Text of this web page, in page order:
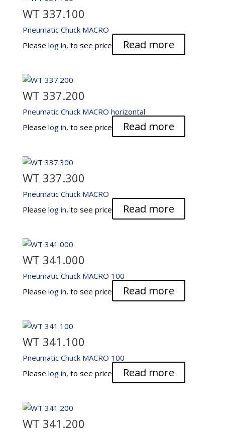
WT 337.100
Pneumatic Chuck MACRO
Please log in, to see price Read more
WT 337.200
Pneumatic Chuck MACRO horizontal
Please log in, to see price Read more
WT 337.300
Pneumatic Chuck MACRO
Please log in, to see price Read more
WT 341.000
Pneumatic Chuck MACRO 100
Please log in, to see price Read more
WT 341.100
Pneumatic Chuck MACRO 100
Please log in, to see price Read more
WT 341.200